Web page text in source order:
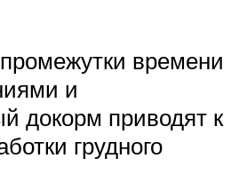
времени
и
докорм приводят к
грудного